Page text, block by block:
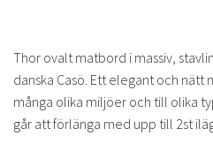
Thor ovalt matbord i massiv,
danska Casö. Ett elegant och nätt
många olika miljöer och till olika
går att förlänga med upp till 2st